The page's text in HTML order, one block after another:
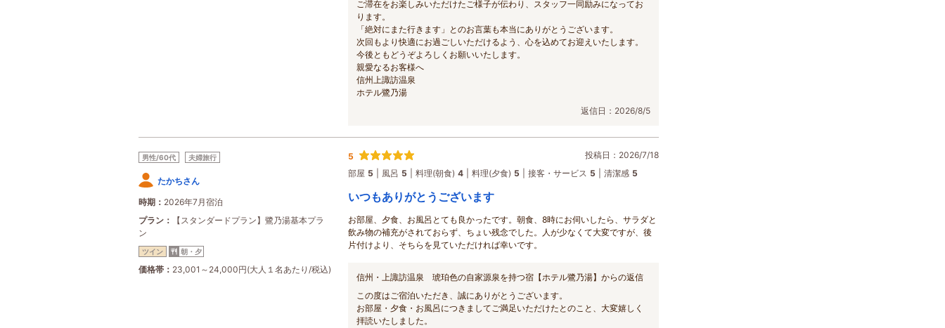
ご滞在をお楽しみいただけたご様子が伝わり、スタッフ一同励みになってお
ります。
「絶対にまた行きます」とのお言葉も本当にありがとうございます。
次回もより快適にお過ごしいただけるよう、心を込めてお迎えいたします。
今後ともどうぞよろしくお願いいたします。
親愛なるお客様へ
信州上諏訪温泉
ホテル鷺乃湯
返信日：2026/8/5
男性/60代 夫婦旅行
たかちさん
時期
2026年7月宿泊
プラン
【スタンダードプラン】鷺乃湯基本プラ
ン
ツイン 朝・夕
価格帯 23,001～24,000円(大人１名あたり/税込)
5
投稿日：2026/7/18
部屋 5 風呂 5 料理(朝食) 4 料理(夕食) 5 接客・サービス 5 清潔感 5
いつもありがとうございます
お部屋、夕食、お風呂とても良かったです。朝食、8時にお伺いしたら、サラダと
飲み物の補充がされておらず、ちょい残念でした。人が少なくて大変ですが、後
片付けより、そちらを見ていただければ幸いです。
信州・上諏訪温泉 琥珀色の自家源泉を持つ宿【ホテル鷺乃湯】からの返信
この度はご宿泊いただき、誠にありがとうございます。
お部屋・夕食・お風呂につきましてご満足いただけたとのこと、大変嬉しく
拝読いたしました。